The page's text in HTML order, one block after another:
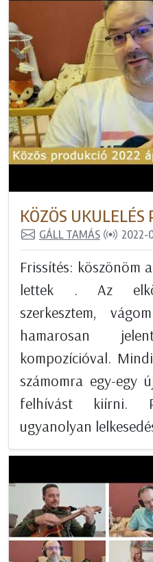
KÖZÖS UKULELÉS
GÁLL TAMÁS 2022-
Frissítés: köszönöm
lettek . Az
szerkesztem,
hamarosan
kompozícióval.
számomra egy-egy
felhívást kiírni.
ugyanolyan